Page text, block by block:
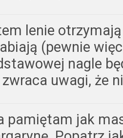
lenie
(pewnie
nagle
zwraca uwagi, że
pamiętam jak